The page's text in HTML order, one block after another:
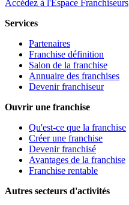
Accédez à l'Espace Franchiseurs
Services
Partenaires
Franchise définition
Salon de la franchise
Annuaire des franchises
Devenir franchiseur
Ouvrir une franchise
Qu'est-ce que la franchise
Créer une franchise
Devenir franchisé
Avantages de la franchise
Franchise rentable
Autres secteurs d'activités